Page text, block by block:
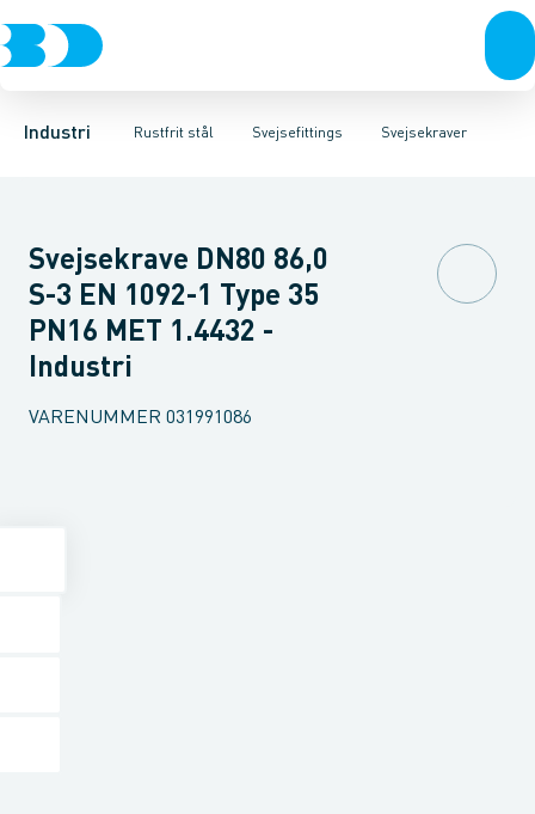
Industri Rustfrit stål
VentilerRustfrit stålSort stålGalvaniseret stålPlastIndustri
Svejsefittings
Svejsefittings ASTM svejsefittingsLevnedsmiddel fittings
Svejsekraver
Bøjninger Indsv. bøjninger Koncentriske reduktioner
Svejsekrave DN80 86,0
S-3 EN 1092-1 Type 35
PN16 MET 1.4432 -
Industri
VARENUMMER 031991086